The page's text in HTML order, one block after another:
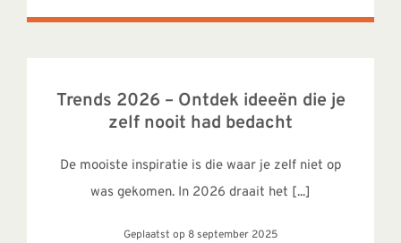
Trends 2026 – Ontdek ideeën die je
zelf nooit had bedacht
De mooiste inspiratie is die waar je zelf niet op
was gekomen. In 2026 draait het [...]
Geplaatst op 8 september 2025